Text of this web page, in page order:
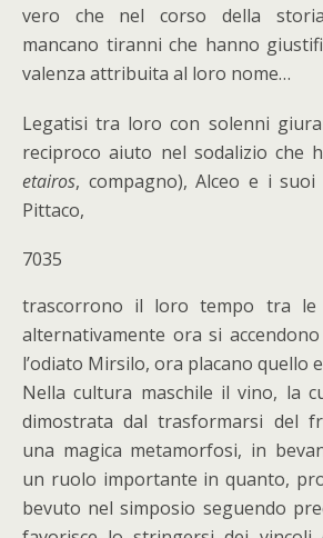
vero che nel corso della
mancano tiranni che hanno
valenza attribuita al loro nome…
Legatisi tra loro con solenni
reciproco aiuto nel sodalizio che
etairos, compagno), Alceo e i
Pittaco,
7035
trascorrono il loro tempo tra le
alternativamente ora si
l’odiato Mirsilo, ora placano quello
Nella cultura maschile il vino, la
dimostrata dal trasformarsi del
una magica metamorfosi, in
un ruolo importante in quanto,
bevuto nel simposio seguendo